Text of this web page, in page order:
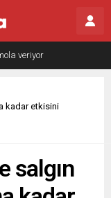
veriyor
kadar etkisini
salgın